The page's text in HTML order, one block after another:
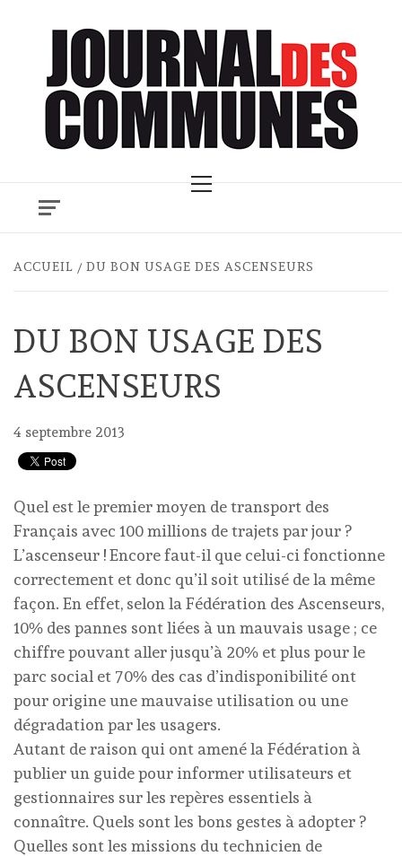
Menu
ACCUEIL DU BON USAGE DES ASCENSEURS
DU BON USAGE DES
ASCENSEURS
4 septembre 2013
Quel est le premier moyen de transport des
Français avec 100 millions de trajets par jour ?
L’ascenseur ! Encore faut-il que celui-ci fonctionne
correctement et donc qu’il soit utilisé de la même
façon. En effet, selon la Fédération des Ascenseurs,
10% des pannes sont liées à un mauvais usage ; ce
chiffre pouvant aller jusqu’à 20% et plus pour le
parc social et 70% des cas d’indisponibilité ont
pour origine une mauvaise utilisation ou une
dégradation par les usagers.
Autant de raison qui ont amené la Fédération à
publier un guide pour informer utilisateurs et
gestionnaires sur les repères essentiels à
connaître. Quels sont les bons gestes à adopter ?
Quelles sont les missions du technicien de